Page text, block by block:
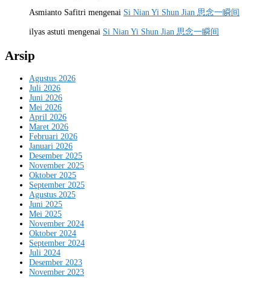
Asmianto Safitri mengenai Si Nian Yi Shun Jian 思念一瞬间
ilyas astuti mengenai Si Nian Yi Shun Jian 思念一瞬间
Arsip
Agustus 2026
Juli 2026
Juni 2026
Mei 2026
April 2026
Maret 2026
Februari 2026
Januari 2026
Desember 2025
November 2025
Oktober 2025
September 2025
Agustus 2025
Juni 2025
Mei 2025
November 2024
Oktober 2024
September 2024
Juli 2024
Desember 2023
November 2023